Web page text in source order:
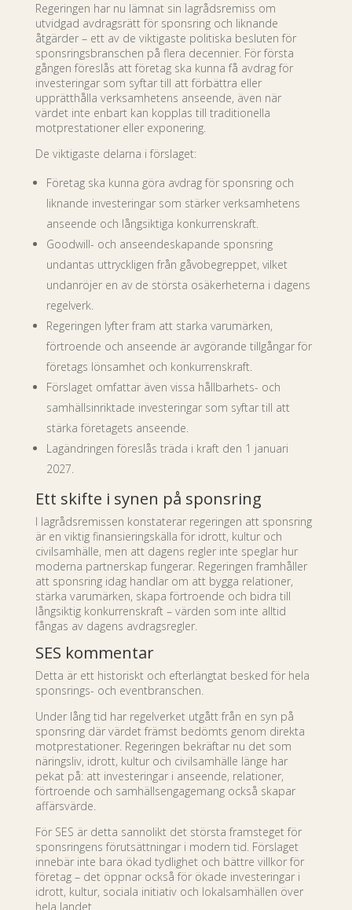
Regeringen har nu lämnat sin lagrådsremiss om
utvidgad avdragsrätt för sponsring och liknande
åtgärder – ett av de viktigaste politiska besluten för
sponsringsbranschen på flera decennier. För första
gången föreslås att företag ska kunna få avdrag för
investeringar som syftar till att förbättra eller
upprätthålla verksamhetens anseende, även när
värdet inte enbart kan kopplas till traditionella
motprestationer eller exponering.
De viktigaste delarna i förslaget:
Företag ska kunna göra avdrag för sponsring och
liknande investeringar som stärker verksamhetens
anseende och långsiktiga konkurrenskraft.
Goodwill- och anseendeskapande sponsring
undantas uttryckligen från gåvobegreppet, vilket
undanröjer en av de största osäkerheterna i dagens
regelverk.
Regeringen lyfter fram att starka varumärken,
förtroende och anseende är avgörande tillgångar för
företags lönsamhet och konkurrenskraft.
Förslaget omfattar även vissa hållbarhets- och
samhällsinriktade investeringar som syftar till att
stärka företagets anseende.
Lagändringen föreslås träda i kraft den 1 januari
2027.
Ett skifte i synen på sponsring
I lagrådsremissen konstaterar regeringen att sponsring
är en viktig finansieringskälla för idrott, kultur och
civilsamhälle, men att dagens regler inte speglar hur
moderna partnerskap fungerar. Regeringen framhåller
att sponsring idag handlar om att bygga relationer,
stärka varumärken, skapa förtroende och bidra till
långsiktig konkurrenskraft – värden som inte alltid
fångas av dagens avdragsregler.
SES kommentar
Detta är ett historiskt och efterlängtat besked för hela
sponsrings- och eventbranschen.
Under lång tid har regelverket utgått från en syn på
sponsring där värdet främst bedömts genom direkta
motprestationer. Regeringen bekräftar nu det som
näringsliv, idrott, kultur och civilsamhälle länge har
pekat på: att investeringar i anseende, relationer,
förtroende och samhällsengagemang också skapar
affärsvärde.
För SES är detta sannolikt det största framsteget för
sponsringens förutsättningar i modern tid. Förslaget
innebär inte bara ökad tydlighet och bättre villkor för
företag – det öppnar också för ökade investeringar i
idrott, kultur, sociala initiativ och lokalsamhällen över
hela landet.